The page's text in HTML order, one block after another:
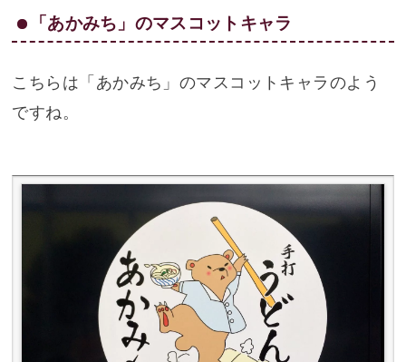
「あかみち」のマスコットキャラ
こちらは「あかみち」のマスコットキャラのよう
ですね。